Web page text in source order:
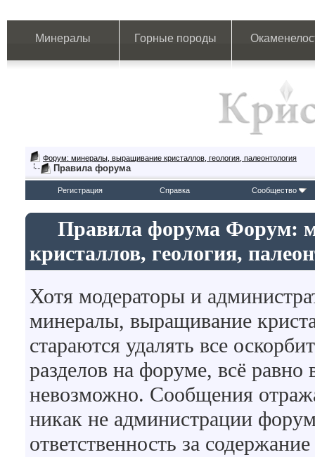
Минералы Горные породы
Форум: минералы, выращивание кристаллов, геология, палеонтология
Правила форума
Регистрация Справка Сообщество
Правила форума Форум:
кристаллов, геология,
Хотя модераторы и
минералы, выращивание
стараются удалять все
разделов на форуме, всё
невозможно. Сообщения
никак не администрации
ответственность за